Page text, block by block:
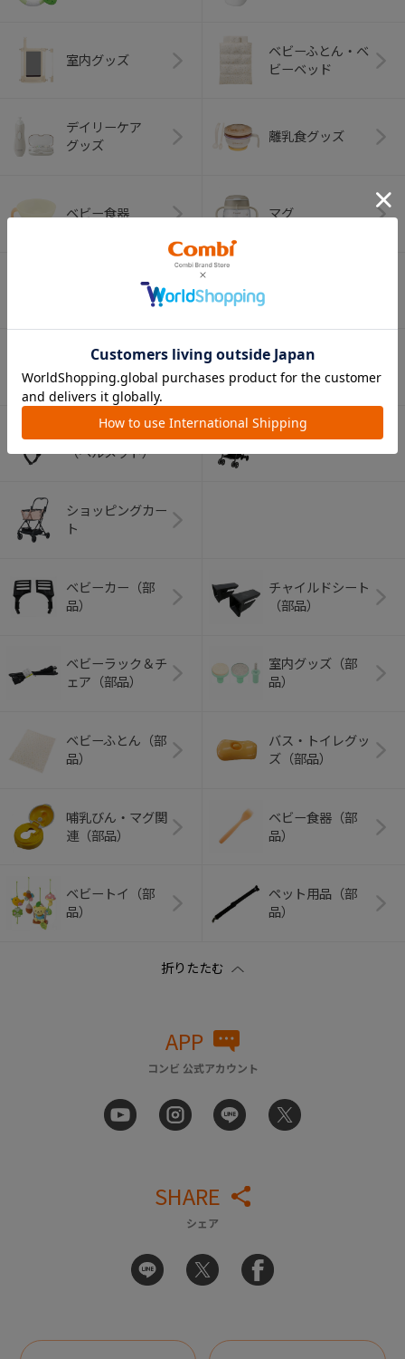
室内グッズ
ベビーふとん・ベ
ビーベッド
デイリーケア
グッズ
離乳食グッズ
ベビー食器 マグ
おはし・スプー
オーラルケア
（お口のケア）
ベビートイ
（ヘルメット）
ペット用品
ショッピングカー
ト
ベビーカー（部
品）
チャイルドシート
（部品）
ベビーラック＆チ
ェア（部品）
室内グッズ（部
品）
ベビーふとん（部
品）
バス・トイレグッ
ズ（部品）
哺乳びん・マグ関
連（部品）
ベビー食器（部
品）
ベビートイ（部
品）
ペット用品（部
品）
APP
コンビ 公式アカウント
SHARE
シェア